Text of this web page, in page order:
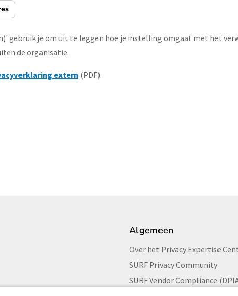
gebruik je om uit te leggen hoe je instelling omgaat met het
de organisatie.
extern (PDF).
Algemeen
Over het Privacy Expertise
SURF Privacy Community
SURF Vendor Compliance